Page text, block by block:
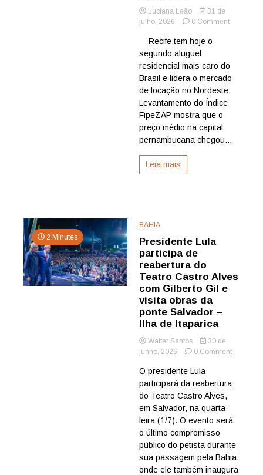
Luciana Leão
31 de
julho, 2026
0 Commenton
segundo
caro
Recife tem hoje o
segundo aluguel
residencial mais caro do
Brasil e lidera o mercado
de locação no Nordeste.
Levantamento do Índice
FipeZAP mostra que o
preço médio na capital
pernambucana chegou...
Leia mais
2 Minutes
BAHIA
Presidente Lula
participa de
reabertura do
Teatro Castro Alves
com Gilberto Gil e
visita obras da
ponte Salvador –
Ilha de Itaparica
Walter Santos
30 de
junho, 2026
0 Commenton
participa
Teatro
Alves
com
Gilberto
O presidente Lula
participará da reabertura
do Teatro Castro Alves,
em Salvador, na quarta-
feira (1/7). O evento será
o último compromisso
público do petista durante
sua passagem pela Bahia,
onde ele também inaugura